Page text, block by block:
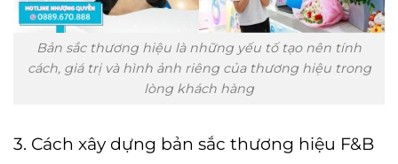
Bản sắc thương hiệu là những yếu tố tạo nên tính
cách, giá trị và hình ảnh riêng của thương hiệu trong
lòng khách hàng
3. Cách xây dựng bản sắc thương hiệu F&B